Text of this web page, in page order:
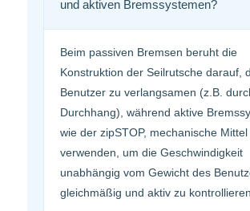
und aktiven Bremssystemen?
Beim passiven Bremsen beruht die
Konstruktion der Seilrutsche darauf,
Benutzer zu verlangsamen (z.B.
Durchhang), während aktive
wie der zipSTOP, mechanische Mittel
verwenden, um die Geschwindigkeit
unabhängig vom Gewicht des
gleichmäßig und aktiv zu kontrollieren.